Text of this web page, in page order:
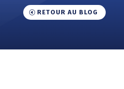
RETOUR AU BLOG